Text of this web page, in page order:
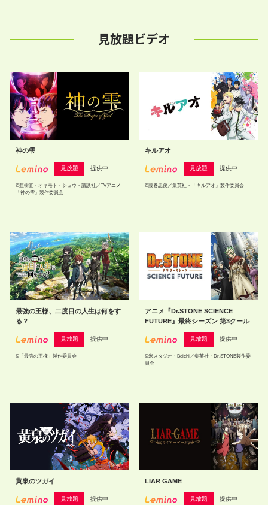
見放題ビデオ
神の雫
見放題 提供中
©亜樹直・オキモト・シュウ・講談社／TVアニメ
「神の雫」製作委員会
キルアオ
見放題 提供中
©藤巻忠俊／集英社・「キルアオ」製作委員会
最強の王様、二度目の人生は何をす
る？
見放題 提供中
©「最強の王様」製作委員会
アニメ『Dr.STONE SCIENCE
FUTURE』最終シーズン 第3クール
見放題 提供中
©米スタジオ・Boichi／集英社・Dr.STONE製作委
員会
黄泉のツガイ
見放題 提供中
LIAR GAME
見放題 提供中